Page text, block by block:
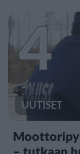
4
UUTISET
– tutkaan